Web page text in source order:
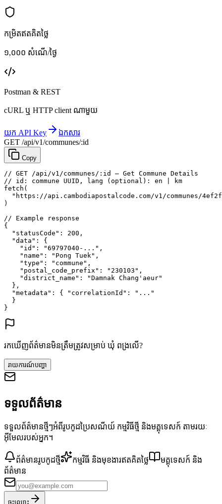
កម្រិតឥតគិតថ្លៃ
១,០០០ សំណើ/ថ្ងៃ
Postman & REST
cURL ឬ HTTP client ណាមួយ
យក API Key
ឯកសារ
GET /api/v1/communes/:id
Copy
// GET /api/v1/communes/:id — Get Commune Details
// id: commune UUID, lang (optional): en | km
fetch (
"https://api.cambodiapostalcode.com/v1/communes/
)
// Example response
{
"statusCode" : 200 ,
"data" : {
"id" : "69797040-..." ,
"name" : "Pong Tuek" ,
"type" : "commune" ,
"postal_code_prefix" : "230103" ,
"district_name" :
"Damnak Chang'aeur"
},
"metadata" : { "correlationId" :
"..."
}
}
រកឃើញព័ត៌មានមិនត្រឹមត្រូវសម្រាប់ ឃុំ ពង្រលើ?
រាយការណ៍បញ្ហា
ទទួលព័ត៌មាន
ទទួលព័ត៌មានថ្មីៗអំពីរូបកូដប្រៃសណីយ៍ កម្មវិធីថ្មី និងមគ្គុទេសក៍ តាមរយៈ
អ៊ីមែលរបស់អ្នក។
ព័ត៌មានរូបកូដថ្មី កម្មវិធី និងមុខងារឥតគិតថ្លៃ
មគ្គុទេសក៍ និង
ព័ត៌មាន
ចុះឈ្មោះ